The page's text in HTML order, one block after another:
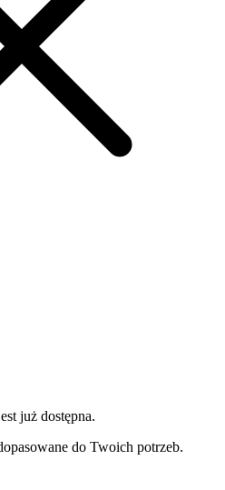
już dostępna.
do Twoich potrzeb.